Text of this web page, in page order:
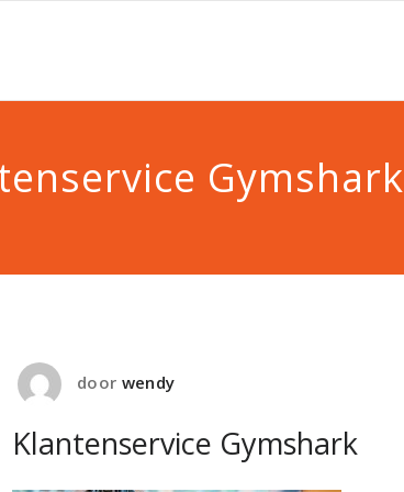
Gymshark
door wendy
Klantenservice Gymshark